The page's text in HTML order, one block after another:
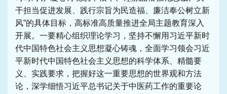
干担当促进发展、践行宗旨为民造福、廉洁奉公树立新
风”的具体目标，高标准高质量推进全局主题教育深入
开展。一要精心组织理论学习，坚持不懈用习近平新时
代中国特色社会主义思想凝心铸魂，全面学习领会习近
平新时代中国特色社会主义思想的科学体系、精髓要
义、实践要求，把握好这一重要思想的世界观和方法
论，深学细悟习近平总书记关于中医药工作的重要论